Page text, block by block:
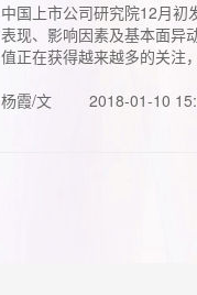
中国上市公司研究院12月初
表现、影响因素及基本面异
值正在获得越来越多的关注
杨霞/文
2018-01-10